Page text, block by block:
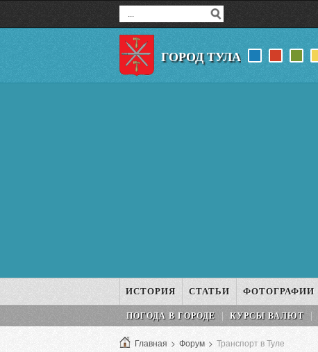
ГОРОД ТУЛА
ИСТОРИЯ СТАТЬИ ФОТОГРАФИИ
ПОГОДА В ГОРОДЕ КУРСЫ ВАЛЮТ
Главная > Форум > Транспорт в Туле